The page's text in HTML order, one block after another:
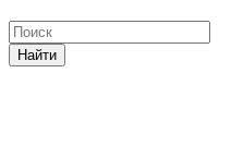
Найти